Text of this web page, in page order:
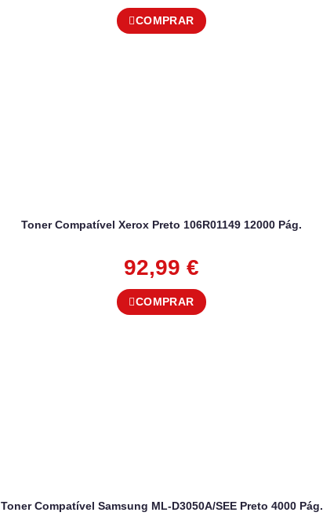
COMPRAR
Toner Compatível Xerox Preto 106R01149 12000 Pág.
92,99 €
COMPRAR
Toner Compatível Samsung ML-D3050A/SEE Preto 4000 Pág.